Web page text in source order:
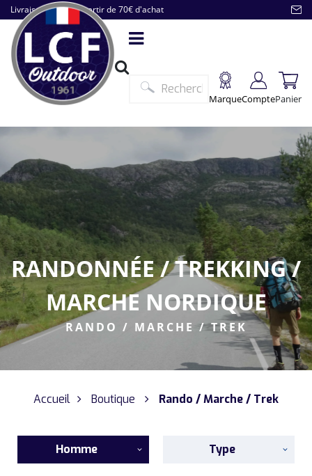
Livraison offerte à partir de 70€ d'achat
MarqueComptePanier
RANDONNÉE / TREKKING /
MARCHE NORDIQUE
RANDO / MARCHE / TREK
Accueil Boutique Rando / Marche / Trek
Homme Type